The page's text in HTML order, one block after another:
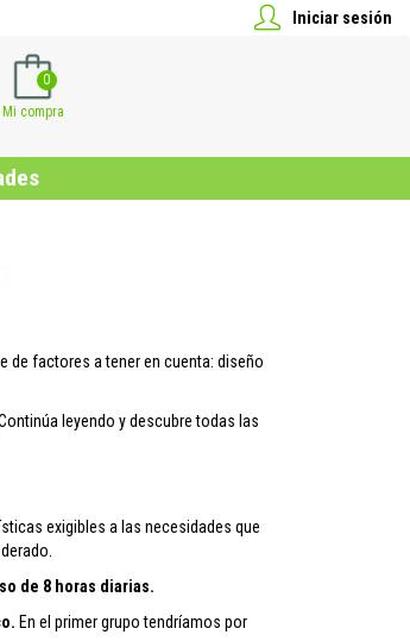
Iniciar sesión
0
Mi compra
de factores a tener en cuenta: diseño
leyendo y descubre todas las
exigibles a las necesidades que
de 8 horas diarias.
En el primer grupo tendríamos por